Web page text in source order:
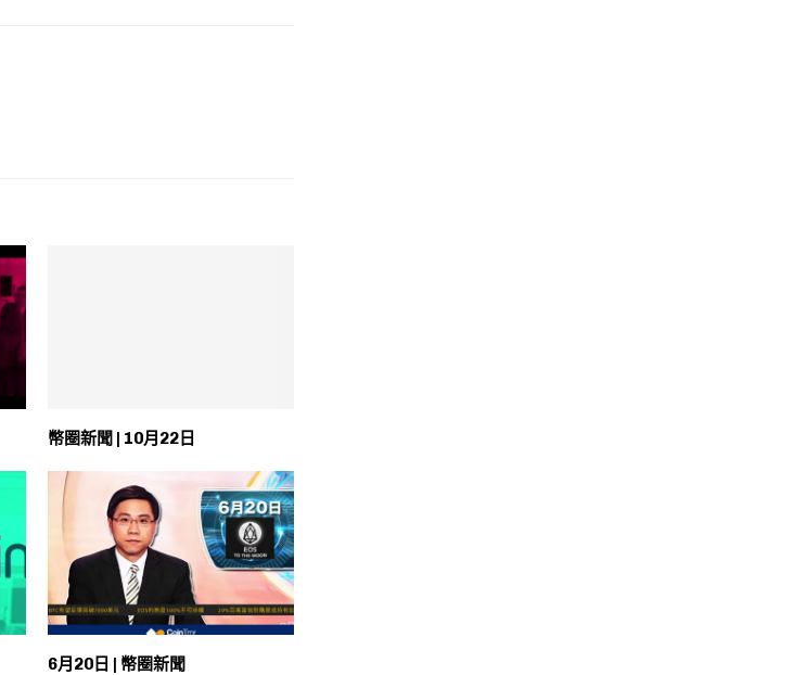
幣圈新聞 | 10月22日
6月20日 | 幣圈新聞